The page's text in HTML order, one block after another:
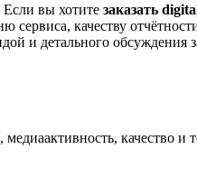
Если вы хотите заказать
сервиса, качеству
и детального обсуждения
качество и